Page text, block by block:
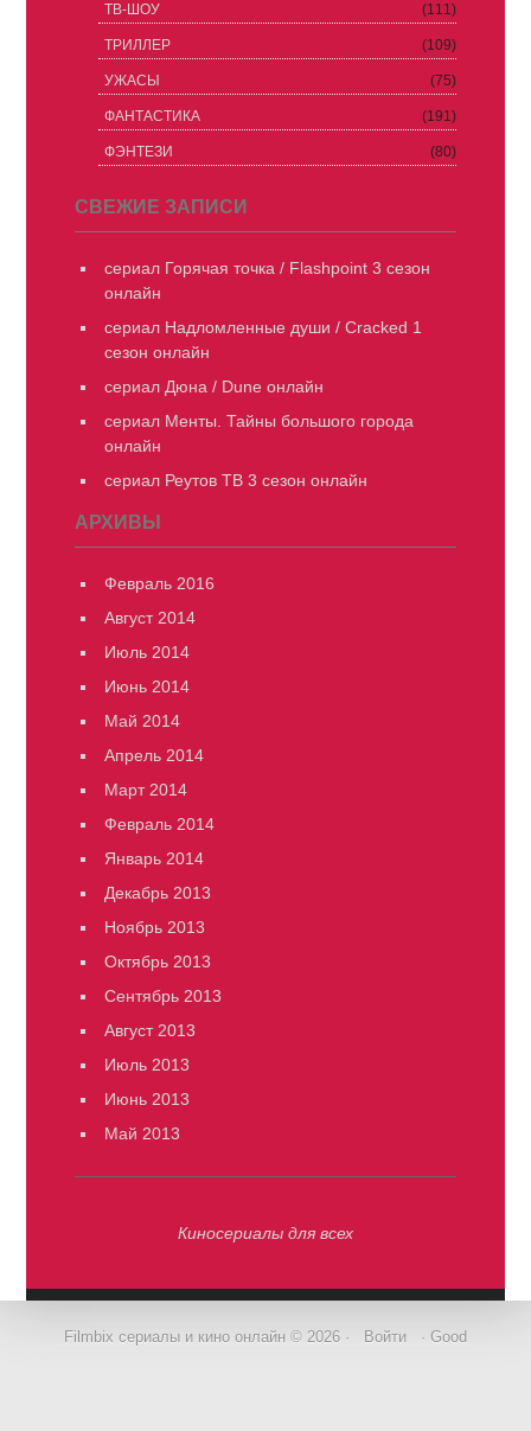
ТВ-ШОУ (111)
ТРИЛЛЕР (109)
УЖАСЫ (75)
ФАНТАСТИКА (191)
ФЭНТЕЗИ (80)
СВЕЖИЕ ЗАПИСИ
сериал Горячая точка / Flashpoint 3 сезон
онлайн
сериал Надломленные души / Cracked 1
сезон онлайн
сериал Дюна / Dune онлайн
сериал Менты. Тайны большого города
онлайн
сериал Реутов ТВ 3 сезон онлайн
АРХИВЫ
Февраль 2016
Август 2014
Июль 2014
Июнь 2014
Май 2014
Апрель 2014
Март 2014
Февраль 2014
Январь 2014
Декабрь 2013
Ноябрь 2013
Октябрь 2013
Сентябрь 2013
Август 2013
Июль 2013
Июнь 2013
Май 2013
Киносериалы для всех
Filmbix сериалы и кино онлайн © 2026 · Войти · Good